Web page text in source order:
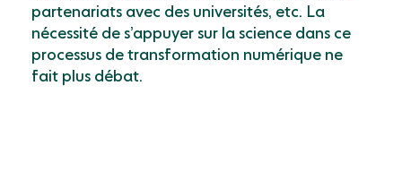
partenariats avec des universités, etc. La
nécessité de s’appuyer sur la science dans ce
processus de transformation numérique ne
fait plus débat.